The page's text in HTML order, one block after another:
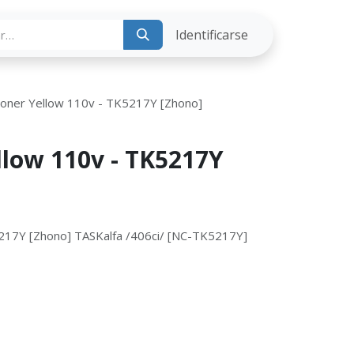
Identificarse
Yellow 110v - TK5217Y [Zhono]
110v - TK5217Y
[Zhono] TASKalfa /406ci/ [NC-TK5217Y]